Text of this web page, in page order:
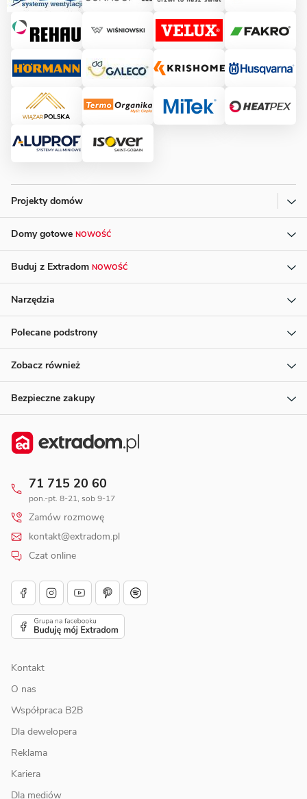
Projekty domów
Domy gotowe NOWOŚĆ
Buduj z Extradom NOWOŚĆ
Narzędzia
Polecane podstrony
Zobacz również
Bezpieczne zakupy
71 715 20 60
pon.-pt. 8-21, sob 9-17
Zamów rozmowę
kontakt@extradom.pl
Czat online
Kontakt
O nas
Współpraca B2B
Dla dewelopera
Reklama
Kariera
Dla mediów